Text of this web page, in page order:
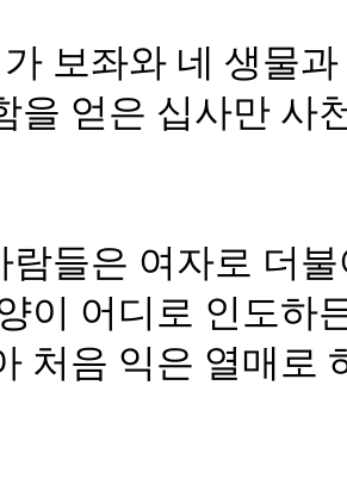
보좌와 네 생물
을 얻은 십사만 사
람들은 여자로 더
이 어디로 인도하
처음 익은 열매로